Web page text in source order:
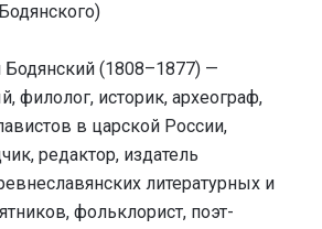
(1808–1877) —
филолог, историк, археограф,
в царской России,
редактор, издатель
литературных и
фольклорист, поэт-